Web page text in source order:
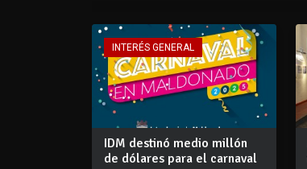
INTERÉS GENERAL
IDM destinó medio millón
de dólares para el carnaval